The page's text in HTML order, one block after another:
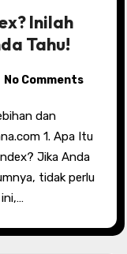
Inilah
Tahu!
No Comments
1. Apa Itu
Jika Anda
tidak perlu